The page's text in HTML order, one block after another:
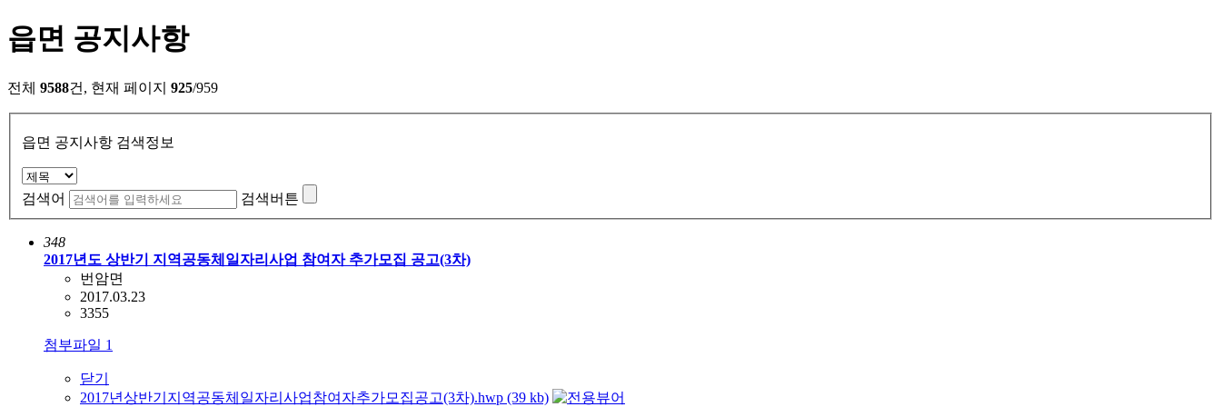
읍면 공지사항
전체 9588건, 현재 페이지 925/959
읍면 공지사항 검색정보
검색어 검색버튼
348
2017년도 상반기 지역공동체일자리사업 참여자 추가모집 공고(3차)
번암면
2017.03.23
3355
첨부파일 1
닫기
2017년상반기지역공동체일자리사업참여자추가모집공고(3차).hwp (39 kb)